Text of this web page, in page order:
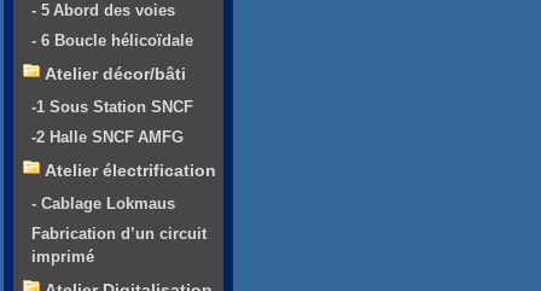
- 5 Abord des voies
- 6 Boucle hélicoïdale
Atelier décor/bâti
-1 Sous Station SNCF
-2 Halle SNCF AMFG
Atelier électrification
- Cablage Lokmaus
Fabrication d’un circuit
imprimé